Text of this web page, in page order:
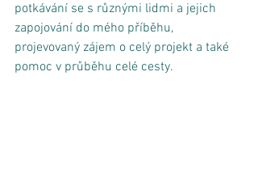
potkávání se s různými lidmi a jejich
zapojování do mého příběhu,
projevovaný zájem o celý projekt a také
pomoc v průběhu celé cesty.